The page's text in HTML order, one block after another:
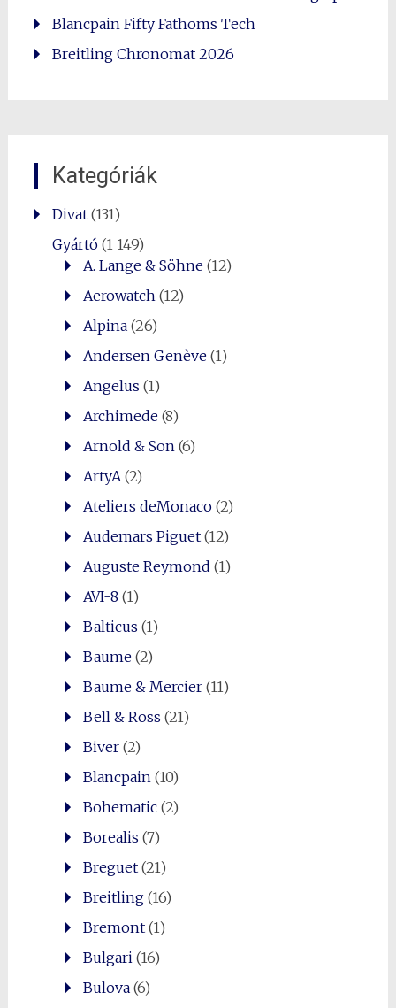
Blancpain Fifty Fathoms Tech
Breitling Chronomat 2026
Kategóriák
Divat(131)
Gyártó(1 149)
A. Lange & Söhne(12)
Aerowatch(12)
Alpina(26)
Andersen Genève(1)
Angelus (1)
Archimede(8)
Arnold & Son(6)
ArtyA(2)
Ateliers deMonaco(2)
Audemars Piguet(12)
Auguste Reymond (1)
AVI-8 (1)
Balticus (1)
Baume(2)
Baume & Mercier(11)
Bell & Ross (21)
Biver(2)
Blancpain(10)
Bohematic(2)
Borealis (7)
Breguet(21)
Breitling(16)
Bremont(1)
Bulgari(16)
Bulova(6)